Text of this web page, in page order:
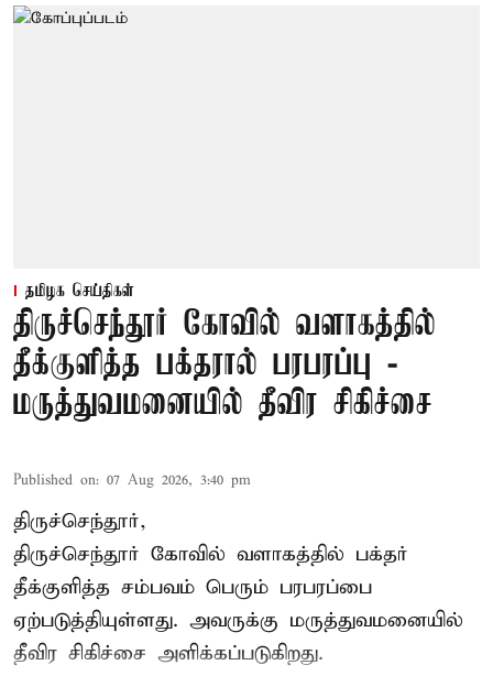
தமிழக செய்திகள்
திருச்செந்தூர் கோவில் வளாகத்தில்
தீக்குளித்த பக்தரால் பரபரப்பு -
மருத்துவமனையில் தீவிர சிகிச்சை
Published on: 07 Aug 2026, 3:40 pm
திருச்செந்தூர்,
திருச்செந்தூர் கோவில் வளாகத்தில் பக்தர்
தீக்குளித்த சம்பவம் பெரும் பரபரப்பை
ஏற்படுத்தியுள்ளது. அவருக்கு மருத்துவமனையில்
தீவிர சிகிச்சை அளிக்கப்படுகிறது.